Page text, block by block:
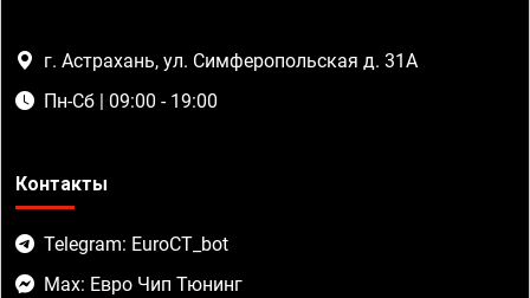
г. Астрахань, ул. Симферопольская д. 31А
Пн-Сб | 09:00 - 19:00
Контакты
Telegram: EuroCT_bot
Max: Евро Чип Тюнинг